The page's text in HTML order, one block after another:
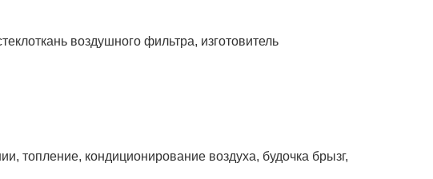
воздушного фильтра, изготовитель
топление, кондиционирование воздуха, будочка брызг,